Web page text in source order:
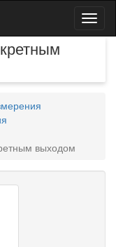
выходом